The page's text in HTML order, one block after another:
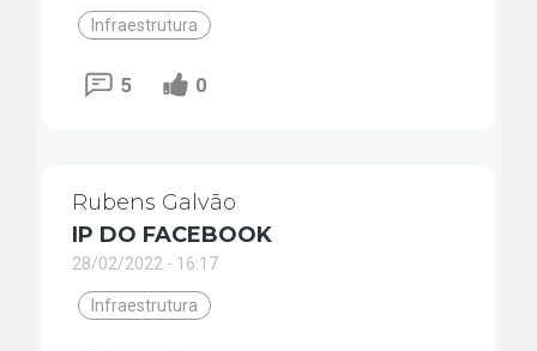
Infraestrutura
5 0
Rubens Galvão
IP DO FACEBOOK
28/02/2022 - 16:17
Infraestrutura